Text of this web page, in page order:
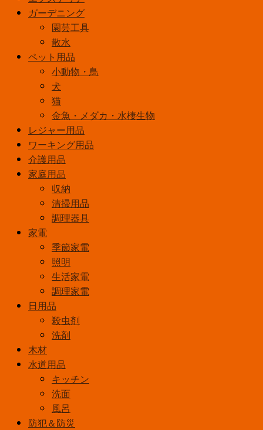
ガーデニング
園芸工具
散水
ペット用品
小動物・鳥
犬
猫
金魚・メダカ・水棲生物
レジャー用品
ワーキング用品
介護用品
家庭用品
収納
清掃用品
調理器具
家電
季節家電
照明
生活家電
調理家電
日用品
殺虫剤
洗剤
木材
水道用品
キッチン
洗面
風呂
防犯＆防災